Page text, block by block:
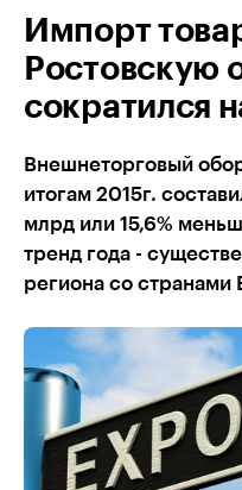
Импорт
Ростовскую
сократился
Внешнеторговый
итогам 2015г.
млрд или 15,6%
тренд года -
региона со странами